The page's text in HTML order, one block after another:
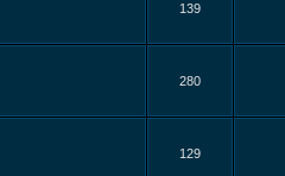
139
280
129